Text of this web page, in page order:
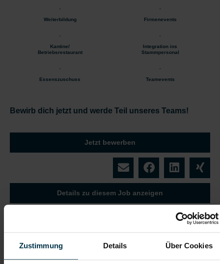
Zustimmung Details Über Cookies
Weiterbildung Firmenevents
Kantine/
Betriebsrestaurant
Integration ins
Stammpersonal
Essenszuschuss Teamevents
Bewirb dich jetzt und werde Teil unseres Teams!
Jetzt bewerben
Details zu diesem Job anzeigen